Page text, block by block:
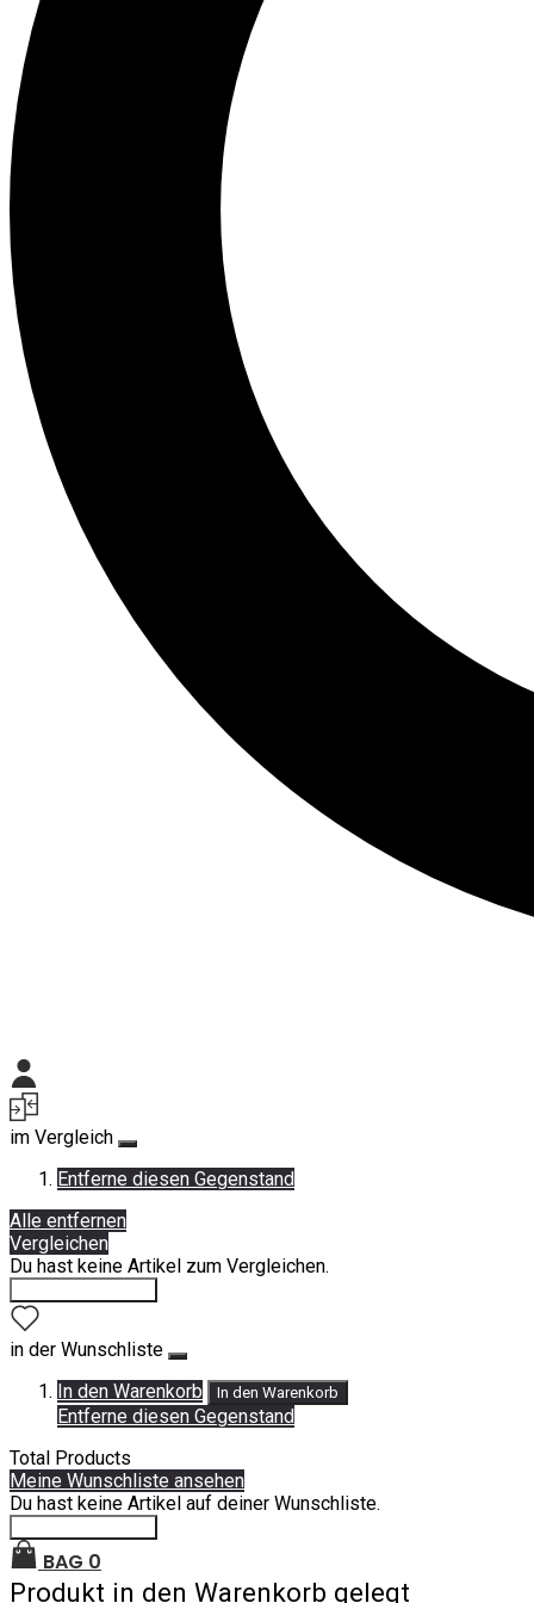
im Vergleich
Entferne diesen Gegenstand
Alle entfernen
Vergleichen
Du hast keine Artikel zum Vergleichen.
in der Wunschliste
In den Warenkorb
In den Warenkorb
Entferne diesen Gegenstand
Total Products
Meine Wunschliste ansehen
Du hast keine Artikel auf deiner Wunschliste.
BAG 0
Produkt in den Warenkorb gelegt